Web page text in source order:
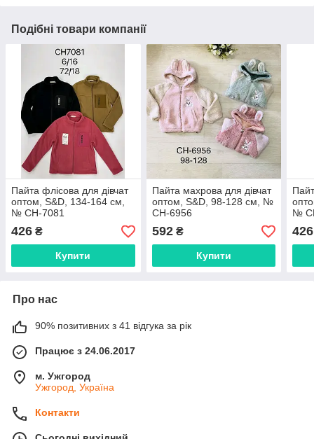
Подібні товари компанії
Пайта флісова для дівчат
оптом, S&D, 134-164 см,
№ CH-7081
426 ₴
Купити
Пайта махрова для дівчат
оптом, S&D, 98-128 см, №
CH-6956
592₴
Купити
№
426
Про нас
90% позитивних з 41 відгука за рік
Працює з 24.06.2017
м. Ужгород
Ужгород, Україна
Контакти